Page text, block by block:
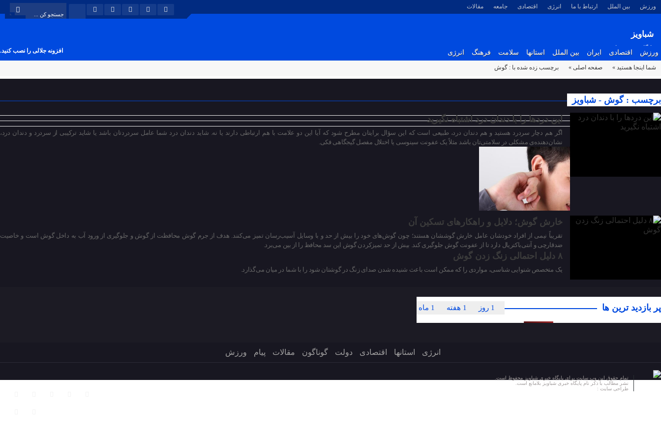
ورزش بین الملل ارتباط با ما انرژی اقتصادی جامعه مقالات
شباویز
پایگاه خبری شباویز
ورزش اقتصادی ایران بین الملل استانها سلامت فرهنگ انرژی افزونه جلالی را نصب کنید.
شما اینجا هستید » صفحه اصلی » برچسب زده شده با : گوش
برچسب : گوش - شباویز
این دردها را با دندان درد اشتباه نگیرید
اگر هم دچار سردرد هستید و هم دندان درد، طبیعی است که این سؤال برایتان مطرح شود که آیا این دو علامت با هم ارتباطی دارند یا نه. شاید دندان درد شما عامل سردردتان باشد یا شاید ترکیبی از سردرد و دندان درد،
نشان‌دهنده‌ی مشکلی در سلامتی‌تان باشد مثلاً یک عفونت سینوسی یا اختلال مفصل گیجگاهی فکی.
۱۳ دی ۱۴۰۲
خارش گوش؛ دلایل و راهکارهای تسکین آن
تقریباً نیمی از افراد خودشان عامل خارش گوششان هستند؛ چون گوش‌های خود را بیش از حد و با وسایل آسیب‌رسان تمیز می‌کنند. هدف از جرم گوش محافظت از گوش و جلوگیری از ورود آب به داخل گوش است و خاصیت
ضدقارچی و آنتی‌باکتریال دارد تا از عفونت گوش جلوگیری کند. بیش از حد تمیزکردن گوش این سد محافظ را از بین می‌برد.
۸ دلیل احتمالی زنگ زدن گوش
یک متخصص شنوایی شناسی، مواردی را که ممکن است باعث شنیده شدن صدای زنگ در گوشتان شود را با شما در میان می‌گذارد.
پر بازدید ترین ها 1 ماه 1 هفته 1 روز
انرژی استانها اقتصادی دولت گوناگون مقالات پیام ورزش
تمام حقوق این وب سایت برای پایگاه خبری شباویز محفوظ است.
نشر مطالب با ذکر نام پایگاه خبری شباویز بلامانع است.
طراحی سایت :